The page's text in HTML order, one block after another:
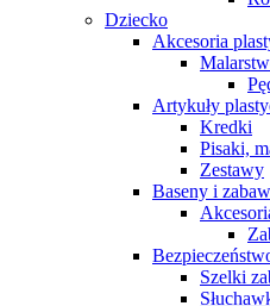
Dziecko
Akcesoria
Artykuły
Kredki
Pisaki,
Zestawy
Baseny i
Szelki